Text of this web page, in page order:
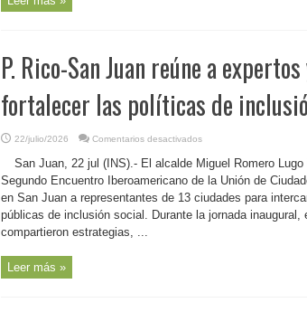
P. Rico-San Juan reúne a
fortalecer las políticas de
22/julio/2026 Comentarios desactivados
Rico-
San
Juan
reúne
a
y
San Juan, 22 jul (INS).- El alcalde Miguel Romero
Segundo Encuentro Iberoamericano de la Unión de
en San Juan a representantes de 13 ciudades para
públicas de inclusión social. Durante la jornada
compartieron estrategias, ...
Leer más »